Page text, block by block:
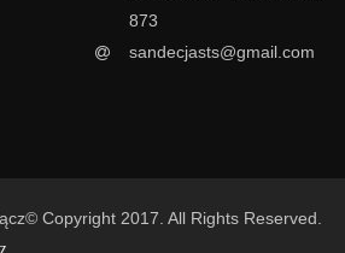
873
sandecjasts@gmail.com
Copyright 2017. All Rights Reserved.